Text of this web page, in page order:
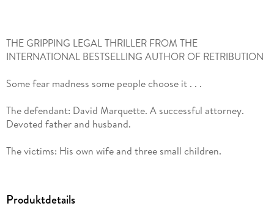
THE GRIPPING LEGAL THRILLER FROM THE
INTERNATIONAL BESTSELLING AUTHOR OF RETRIBUTION
Some fear madness some people choose it . . .
The defendant: David Marquette. A successful attorney.
Devoted father and husband.
The victims: His own wife and three small children.
But is his insanity defence a cover-up for cold-blooded and
Produktdetails